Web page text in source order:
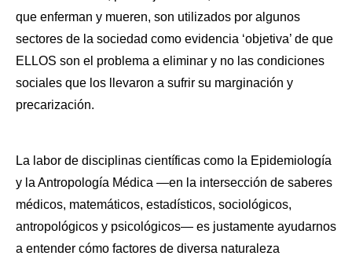
que enferman y mueren, son utilizados por algunos
sectores de la sociedad como evidencia ‘objetiva’ de que
ELLOS son el problema a eliminar y no las condiciones
sociales que los llevaron a sufrir su marginación y
precarización.
La labor de disciplinas científicas como la Epidemiología
y la Antropología Médica —en la intersección de saberes
médicos, matemáticos, estadísticos, sociológicos,
antropológicos y psicológicos— es justamente ayudarnos
a entender cómo factores de diversa naturaleza